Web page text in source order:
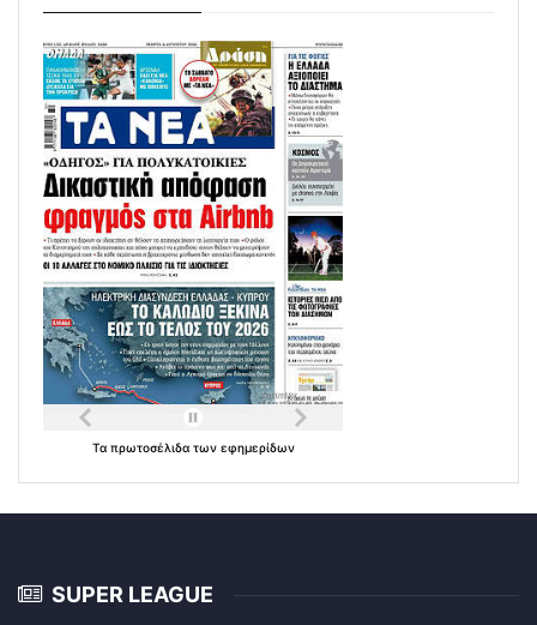
Τα πρωτοσέλιδα των εφημερίδων
SUPER LEAGUE